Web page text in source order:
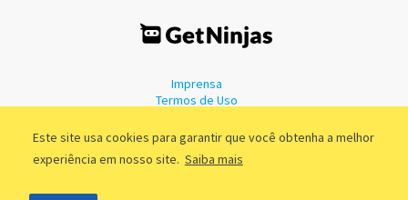
Este site usa cookies para garantir que você obtenha a melhor
experiência em nosso site. Saiba mais
Imprensa
Termos de Uso
©2011 - 2026, GetNinjas LTDA. CNPJ 55.744.877/0001-89 - Rua Dr.